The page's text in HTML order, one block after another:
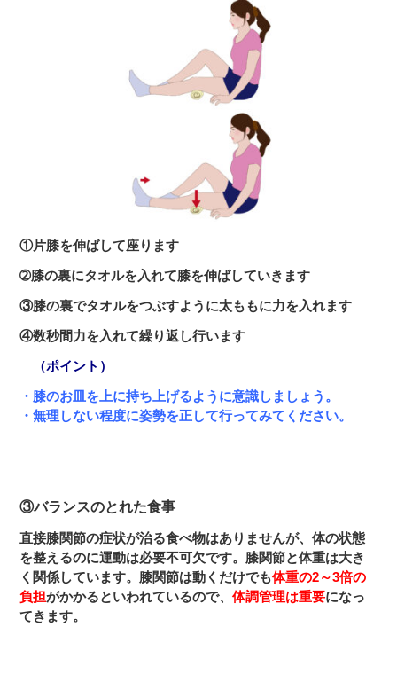
①片膝を伸ばして座ります
➁膝の裏にタオルを入れて膝を伸ばしていきます
③膝の裏でタオルをつぶすように太ももに力を入れます
④数秒間力を入れて繰り返し行います
（ポイント）
・膝のお皿を上に持ち上げるように意識しましょう。
・無理しない程度に姿勢を正して行ってみてください。
③バランスのとれた食事
直接膝関節の症状が治る食べ物はありませんが、体の状態
を整えるのに運動は必要不可欠です。膝関節と体重は大き
く関係しています。膝関節は動くだけでも体重の2～3倍の
負担がかかるといわれているので、体調管理は重要になっ
てきます。